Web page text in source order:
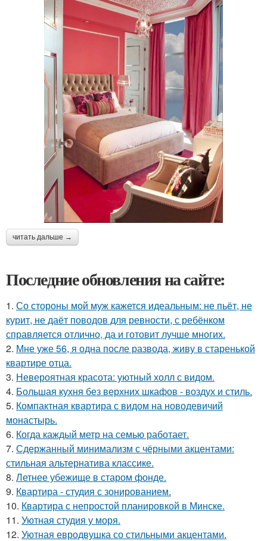
читать дальше →
Последние обновления на сайте:
1. Со стороны мой муж кажется идеальным: не пьёт, не
курит, не даёт поводов для ревности, с ребёнком
справляется отлично, да и готовит лучше многих.
2. Мне уже 56, я одна после развода, живу в старенькой
квартире отца.
3. Невероятная красота: уютный холл с видом.
4. Большая кухня без верхних шкафов - воздух и стиль.
5. Компактная квартира с видом на новодевичий
монастырь.
6. Когда каждый метр на семью работает.
7. Сдержанный минимализм с чёрными акцентами:
стильная альтернатива классике.
8. Летнее убежище в старом фонде.
9. Квартира - студия с зонированием.
10. Квартира с непростой планировкой в Минске.
11. Уютная студия у моря.
12. Уютная евродвушка со стильными акцентами.